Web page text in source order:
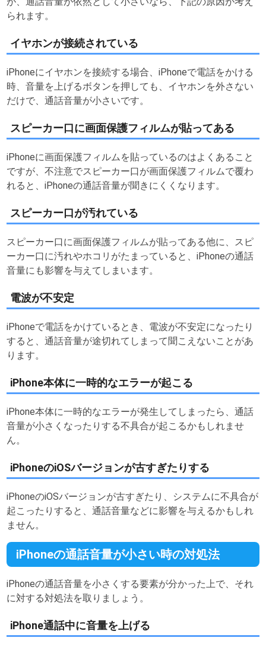
られます。
イヤホンが接続されている
iPhoneにイヤホンを接続する場合、iPhoneで電話をかける
時、音量を上げるボタンを押しても、イヤホンを外さない
だけで、通話音量が小さいです。
スピーカー口に画面保護フィルムが貼ってある
iPhoneに画面保護フィルムを貼っているのはよくあること
ですが、不注意でスピーカー口が画面保護フィルムで覆わ
れると、iPhoneの通話音量が聞きにくくなります。
スピーカー口が汚れている
スピーカー口に画面保護フィルムが貼ってある他に、スピ
ーカー口に汚れやホコリがたまっていると、iPhoneの通話
音量にも影響を与えてしまいます。
電波が不安定
iPhoneで電話をかけているとき、電波が不安定になったり
すると、通話音量が途切れてしまって聞こえないことがあ
ります。
iPhone本体に一時的なエラーが起こる
iPhone本体に一時的なエラーが発生してしまったら、通話
音量が小さくなったりする不具合が起こるかもしれませ
ん。
iPhoneのiOSバージョンが古すぎたりする
iPhoneのiOSバージョンが古すぎたり、システムに不具合が
起こったりすると、通話音量などに影響を与えるかもしれ
ません。
iPhoneの通話音量が小さい時の対処法
iPhoneの通話音量を小さくする要素が分かった上で、それ
に対する対処法を取りましょう。
iPhone通話中に音量を上げる